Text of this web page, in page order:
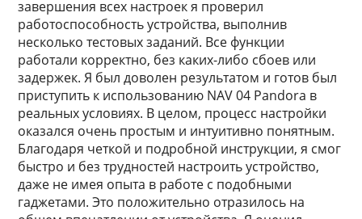
завершения всех настроек я проверил
работоспособность устройства, выполнив
несколько тестовых заданий. Все функции
работали корректно, без каких-либо сбоев или
задержек. Я был доволен результатом и готов был
приступить к использованию NAV 04 Pandora в
реальных условиях. В целом, процесс настройки
оказался очень простым и интуитивно понятным.
Благодаря четкой и подробной инструкции, я смог
быстро и без трудностей настроить устройство,
даже не имея опыта в работе с подобными
гаджетами. Это положительно отразилось на